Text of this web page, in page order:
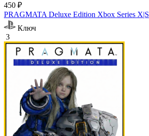
450 ₽
PRAGMATA Deluxe Edition Xbox Series X|S
Ключ
3